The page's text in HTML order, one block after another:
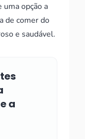
opção a
de comer do
e saudável.
a